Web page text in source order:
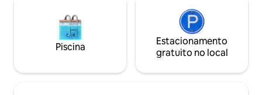
Piscina
Estacionamento
gratuito no local